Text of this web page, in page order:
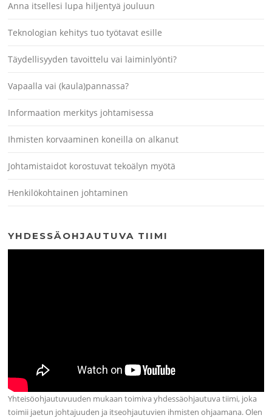
Anna itsellesi lupa hiljentyä jouluun
Teknologian kehitys tuo työtavat esille
Täydellisyyden tavoittelu vai laiminlyönti?
Vapaalla vai (kaula)pannassa?
Informaation merkitys johtamisessa
Ihmisten korvaaminen koneilla on alkanut
Johtamistaidot korostuvat tekoälyn myötä
Henkilökohtainen johtaminen
YHDESSÄOHJAUTUVA TIIMI
Yhteisöohjautuvuuden mukaan toimiva yhdessäohjautuva tiimi, joka
toimii jaetun johtajuuden ja itseohjautuvien ihmisten ohjaamana. Olen